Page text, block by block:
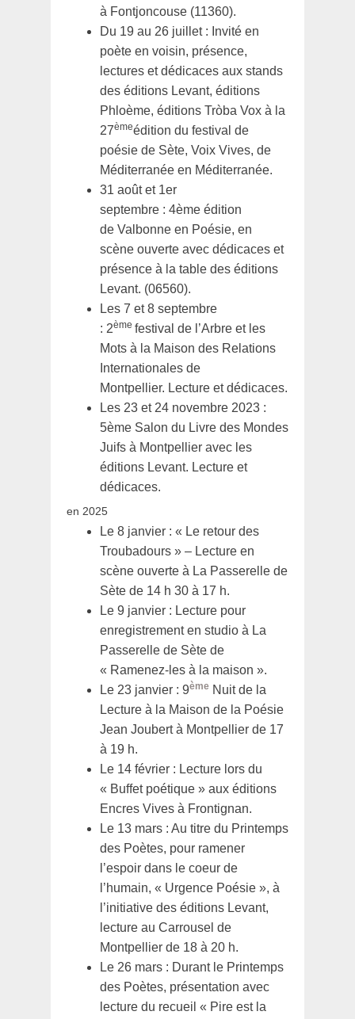
à Fontjoncouse (11360).
Du 19 au 26 juillet : Invité en
poète en voisin, présence,
lectures et dédicaces aux stands
des éditions Levant, éditions
Phloème, éditions Tròba Vox à la
27èmeédition du festival de
poésie de Sète, Voix Vives, de
Méditerranée en Méditerranée.
31 août et 1er
septembre : 4ème édition
de Valbonne en Poésie, en
scène ouverte avec dédicaces et
présence à la table des éditions
Levant. (06560).
Les 7 et 8 septembre
: 2ème festival de l’Arbre et les
Mots à la Maison des Relations
Internationales de
Montpellier. Lecture et dédicaces.
Les 23 et 24 novembre 2023 :
5ème Salon du Livre des Mondes
Juifs à Montpellier avec les
éditions Levant. Lecture et
dédicaces.
en 2025
Le 8 janvier : « Le retour des
Troubadours » – Lecture en
scène ouverte à La Passerelle de
Sète de 14 h 30 à 17 h.
Le 9 janvier : Lecture pour
enregistrement en studio à La
Passerelle de Sète de
« Ramenez-les à la maison ».
Le 23 janvier : 9ème Nuit de la
Lecture à la Maison de la Poésie
Jean Joubert à Montpellier de 17
à 19 h.
Le 14 février : Lecture lors du
« Buffet poétique » aux éditions
Encres Vives à Frontignan.
Le 13 mars : Au titre du Printemps
des Poètes, pour ramener
l’espoir dans le coeur de
l’humain, « Urgence Poésie », à
l’initiative des éditions Levant,
lecture au Carrousel de
Montpellier de 18 à 20 h.
Le 26 mars : Durant le Printemps
des Poètes, présentation avec
lecture du recueil « Pire est la